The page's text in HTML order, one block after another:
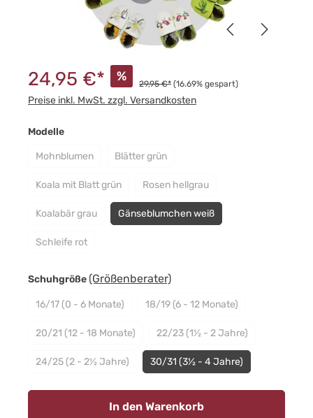
24,95 €* % 29,95 €* (16.69% gespart)
Preise inkl. MwSt. zzgl. Versandkosten
Modelleauswählen
Mohnblumen(Diese Option ist zurzeit nicht verfügbar.)
Blätter grün(Diese Option ist zurzeit nicht verfügbar.)
Koala mit Blatt grün(Diese Option ist zurzeit nicht verfügbar.)
Rosen hellgrau(Diese Option ist zurzeit nicht
Koalabär grau(Diese Option ist zurzeit nicht verfügbar.)
Gänseblumchen weiß
Schleife rot(Diese Option ist zurzeit nicht verfügbar.)
Schuhgrößeauswählen
(Größenberater)
16/17 (0 - 6 Monate)(Diese Option ist zurzeit nicht verfügbar.)
18/19 (6 - 12 Monate)(Diese Option ist zurzeit nicht
20/21 (12 - 18 Monate)(Diese Option ist zurzeit nicht verfügbar.)
22/23 (1½ - 2 Jahre)(Diese Option ist zurzeit
24/25 (2 - 2½ Jahre)(Diese Option ist zurzeit nicht verfügbar.)
30/31 (3½ - 4 Jahre)
In den Warenkorb